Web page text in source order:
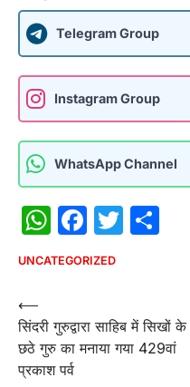
Telegram Group
Instagram Group
WhatsApp Channel
WhatsApp
UNCATEGORIZED
Post
navigation
⟵
सिंदरी गुरुद्वारा साहिब में सिखों के
छठे गुरु का मनाया गया 429वां
प्रकाश पर्व